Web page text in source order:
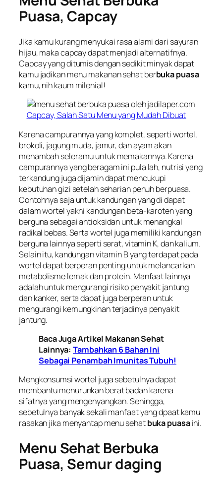
Puasa, Capcay
Jika kamu kurang menyukai rasa alami dari sayuran
hijau, maka capcay dapat menjadi alternatifnya.
Capcay yang ditumis dengan sedikit minyak dapat
kamu jadikan menu makanan sehat berbuka puasa
kamu, nih kaum milenial!
Capcay, Salah Satu Menu yang Mudah Dibuat
Karena campurannya yang komplet, seperti wortel,
brokoli, jagung muda, jamur, dan ayam akan
menambah seleramu untuk memakannya. Karena
campurannya yang beragam ini pula lah, nutrisi yang
terkandung juga dijamin dapat mencukupi
kebutuhan gizi setelah seharian penuh berpuasa.
Contohnya saja untuk kandungan yang di dapat
dalam wortel yakni kandungan beta-karoten yang
berguna sebagai antioksidan untuk menangkal
radikal bebas. Serta wortel juga memiliki kandungan
berguna lainnya seperti serat, vitamin K, dan kalium.
Selain itu, kandungan vitamin B yang terdapat pada
wortel dapat berperan penting untuk melancarkan
metabolisme lemak dan protein. Manfaat lainnya
adalah untuk mengurangi risiko penyakit jantung
dan kanker, serta dapat juga berperan untuk
mengurangi kemungkinan terjadinya penyakit
jantung.
Baca Juga Artikel Makanan Sehat
Lainnya:Tambahkan 6 Bahan Ini
Sebagai Penambah Imunitas Tubuh!
Mengkonsumsi wortel juga sebetulnya dapat
membantu menurunkan berat badan karena
sifatnya yang mengenyangkan. Sehingga,
sebetulnya banyak sekali manfaat yang dpaat kamu
rasakan jika menyantap menu sehatbuka puasaini.
Menu Sehat Berbuka
Puasa, Semur daging